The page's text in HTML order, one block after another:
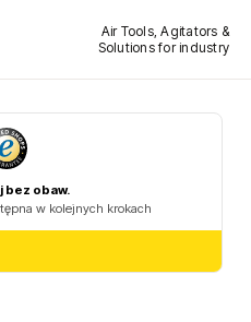
Air Tools, Agitators &
Solutions for industry